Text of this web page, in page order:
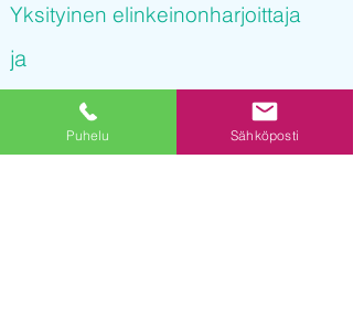
Yksityinen elinkeinonharjoittaja
ja
Constitum
on rekisteröity kaupparekisteriin
Puhelu Sähköposti